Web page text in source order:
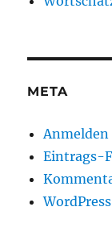
META
Anmelden
Eintrags-